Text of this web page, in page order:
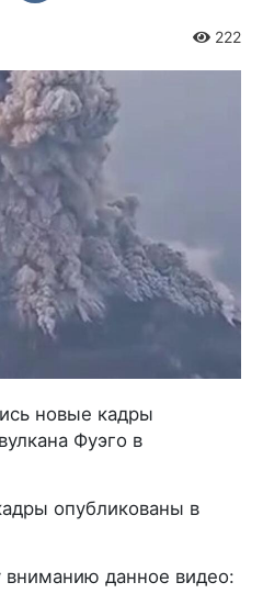
222
новые кадры
Фуэго в
опубликованы в
данное видео: